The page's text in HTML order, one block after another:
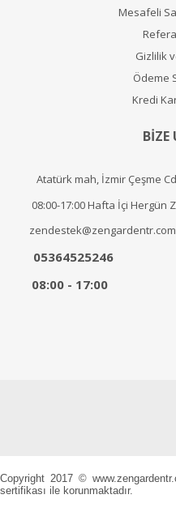
Mesafeli
Gizlilik
Ödeme
Kredi
BİZE
Atatürk mah, İzmir Çeşme
08:00-17:00 Hafta İçi Hergün
zendestek@zengardentr.com
05364525246
08:00 - 17:00
Copyright 2017 ©
sertifikası ile korunmaktadır.